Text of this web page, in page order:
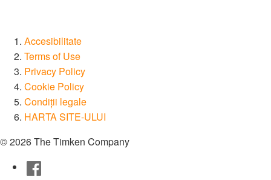
Accesibilitate
Terms of Use
Privacy Policy
Cookie Policy
Condiții legale
HARTA SITE-ULUI
© 2026 The Timken Company
Facebook